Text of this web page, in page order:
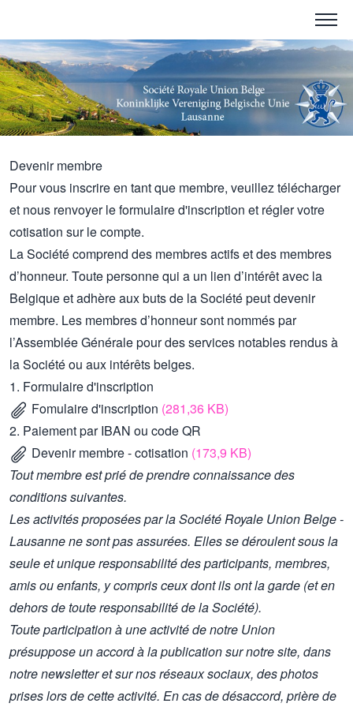
Devenir membre
Pour vous inscrire en tant que membre, veuillez télécharger
et nous renvoyer le formulaire d'inscription et régler votre
cotisation sur le compte.
La Société comprend des membres actifs et des membres
d’honneur. Toute personne qui a un lien d’intérêt avec la
Belgique et adhère aux buts de la Société peut devenir
membre. Les membres d’honneur sont nommés par
l’Assemblée Générale pour des services notables rendus à
la Société ou aux intérêts belges.
1. Formulaire d'inscription
Fomulaire d'inscription (281,36 KB)
2. Paiement par IBAN ou code QR
Devenir membre - cotisation (173,9 KB)
Tout membre est prié de prendre connaissance des
conditions suivantes.
Les activités proposées par la Société Royale Union Belge -
Lausanne ne sont pas assurées. Elles se déroulent sous la
seule et unique responsabilité des participants, membres,
amis ou enfants, y compris ceux dont ils ont la garde (et en
dehors de toute responsabilité de la Société).
Toute participation à une activité de notre Union
présuppose un accord à la publication sur notre site, dans
notre newsletter et sur nos réseaux sociaux, des photos
prises lors de cette activité. En cas de désaccord, prière de